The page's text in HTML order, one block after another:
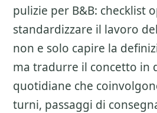
pulizie per B&B: checklist
standardizzare il lavoro
non e solo capire la
ma tradurre il concetto in
quotidiane che
turni, passaggi di